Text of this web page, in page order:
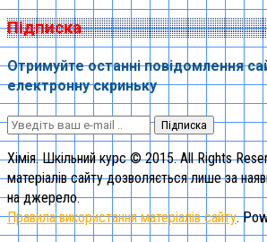
Підписка
Отримуйте останні повідомлення
електронну скриньку
Підписка
Хімія. Шкільний курс © 2015. All Rights
матеріалів сайту дозволяється лише за
на джерело.
Правила використання матеріалів сайту.